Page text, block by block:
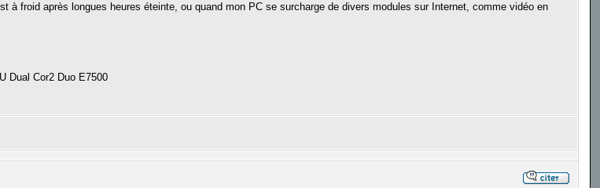
à froid après longues heures éteinte, ou quand mon PC se surcharge de divers modules sur Internet, comme vidéo en
Dual Cor2 Duo E7500